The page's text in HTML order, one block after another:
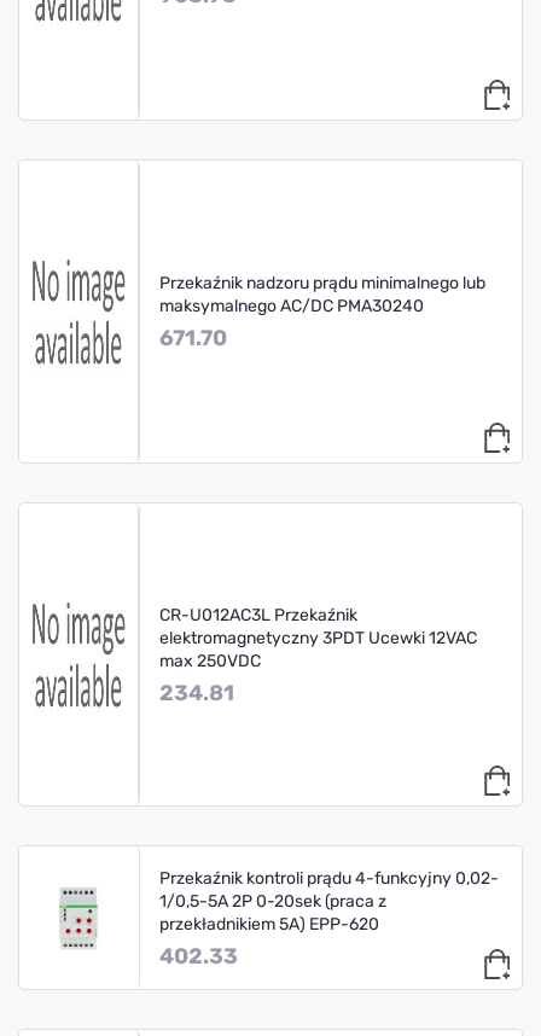
Przekaźnik nadzoru prądu minimalnego lub
maksymalnego AC/DC PMA30240
671.70
CR-U012AC3L Przekaźnik
elektromagnetyczny 3PDT Ucewki 12VAC
max 250VDC
234.81
Przekaźnik kontroli prądu 4-funkcyjny 0,02-
1/0,5-5A 2P 0-20sek (praca z
przekładnikiem 5A) EPP-620
402.33